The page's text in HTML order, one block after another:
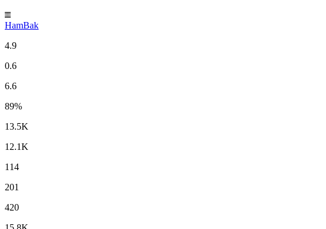
HamBak
4.9
0.6
6.6
89%
13.5K
12.1K
114
201
420